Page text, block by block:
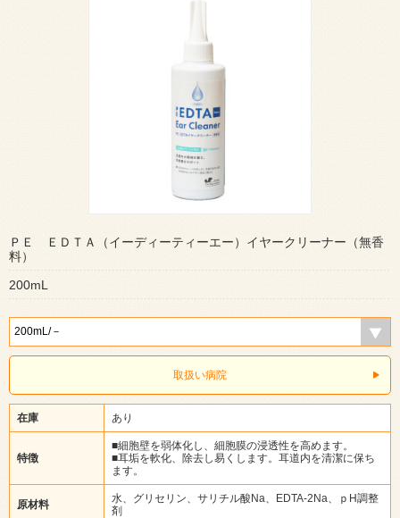
ＰＥ ＥＤＴＡ（イーディーティーエー）イヤークリーナー（無香
料）
200mL
取扱い病院
在庫 あり
特徴
■細胞壁を弱体化し、細胞膜の浸透性を高めます。
■耳垢を軟化、除去し易くします。耳道内を清潔に保ち
ます。
原材料
水、グリセリン、サリチル酸Na、EDTA-2Na、ｐH調整
剤